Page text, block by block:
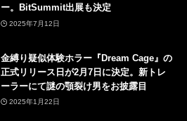
ー。BitSummit出展も決定
2025年7月12日
金縛り疑似体験ホラー『Dream Cage』の
正式リリース日が2月7日に決定。新トレ
ーラーにて謎の顎裂け男をお披露目
2025年1月22日